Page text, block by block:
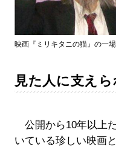
映画『ミリキタニの猫』の一
見た人に支えら
公開から10年以上
いている珍しい映画